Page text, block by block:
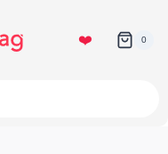
❤️ 0